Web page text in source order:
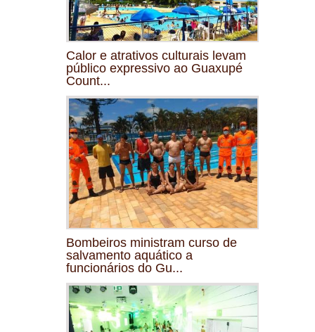
Calor e atrativos culturais levam
público expressivo ao Guaxupé
Count...
Bombeiros ministram curso de
salvamento aquático a
funcionários do Gu...